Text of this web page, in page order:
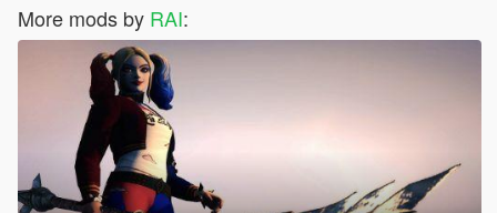
More mods by RAI: